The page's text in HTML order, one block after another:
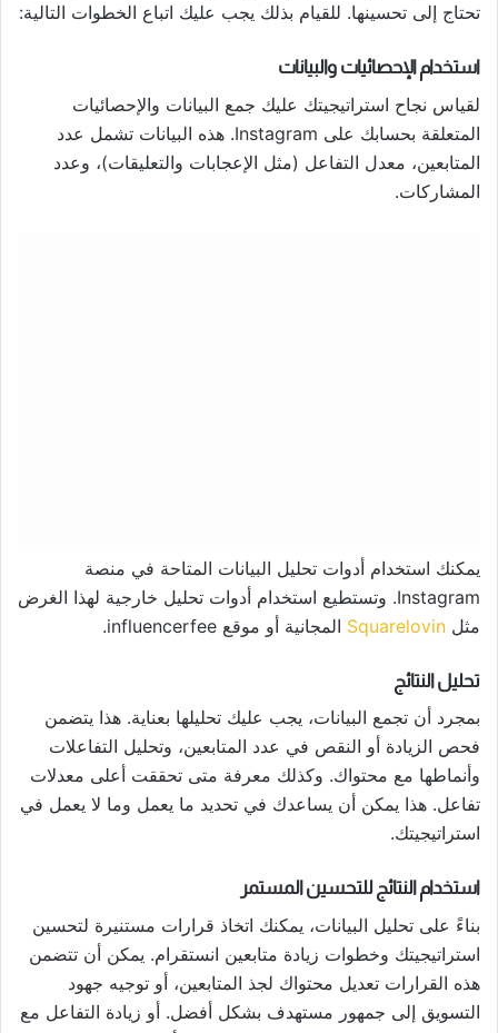
تحتاج إلى تحسينها. للقيام بذلك يجب عليك اتباع الخطوات التالية:
استخدام الإحصائيات والبيانات
لقياس نجاح استراتيجيتك عليك جمع البيانات والإحصائيات
المتعلقة بحسابك على Instagram. هذه البيانات تشمل عدد
المتابعين، معدل التفاعل (مثل الإعجابات والتعليقات)، وعدد
المشاركات.
يمكنك استخدام أدوات تحليل البيانات المتاحة في منصة
Instagram. وتستطيع استخدام أدوات تحليل خارجية لهذا الغرض
مثل Squarelovin المجانية أو موقع influencerfee.
تحليل النتائج
بمجرد أن تجمع البيانات، يجب عليك تحليلها بعناية. هذا يتضمن
فحص الزيادة أو النقص في عدد المتابعين، وتحليل التفاعلات
وأنماطها مع محتواك. وكذلك معرفة متى تحققت أعلى معدلات
تفاعل. هذا يمكن أن يساعدك في تحديد ما يعمل وما لا يعمل في
استراتيجيتك.
استخدام النتائج للتحسين المستمر
بناءً على تحليل البيانات، يمكنك اتخاذ قرارات مستنيرة لتحسين
استراتيجيتك وخطوات زيادة متابعين انستقرام. يمكن أن تتضمن
هذه القرارات تعديل محتواك لجذ المتابعين، أو توجيه جهود
التسويق إلى جمهور مستهدف بشكل أفضل. أو زيادة التفاعل مع